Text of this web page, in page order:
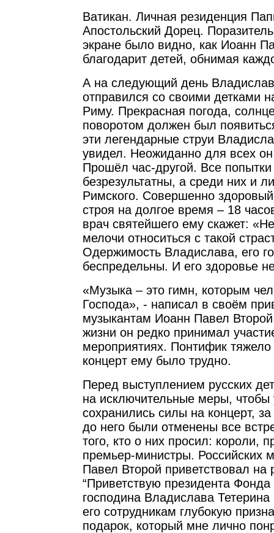
Ватикан. Личная резиденция
Апостольский Дорец.
экране было видно, как Иоанн
благодарит детей, обнимая
А на следующий день
отправился со своими детками
Риму. Прекрасная погода,
поворотом должен был
эти легендарные струи
увидел. Неожиданно для всех
Прошёл час-другой. Все попытки
безрезультатны, а среди них и
Римского. Совершенно
строя на долгое время – 18
врач святейшего ему скажет:
мелочи относиться с такой
Одержимость Владислава, его
беспредельны. И его здоровье
«Музыка – это гимн, которым
Господа», - написал в своём
музыкантам Иоанн Павел
жизни он редко принимал
мероприятиях. Понтифик
концерт ему было трудно.
Перед выступлением русских
на исключительные меры,
сохранились силы на концерт,
до него были отменены все
того, кто о них просил: короли,
премьер-министры. Российских
Павел Второй приветствовал на
“Приветствую президента
господина Владислава
его сотрудникам глубокую
подарок, который мне лично